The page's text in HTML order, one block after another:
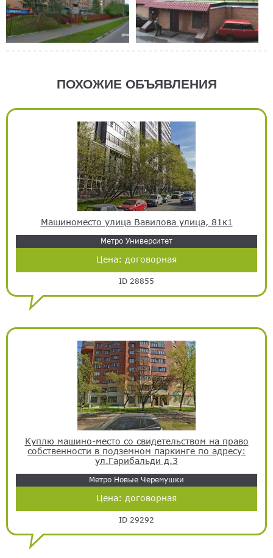
ПОХОЖИЕ ОБЪЯВЛЕНИЯ
Машиноместо улица Вавилова улица, 81к1
Метро Университет
Цена: договорная
ID 28855
Куплю машино-место со свидетельством на право
собственности в подземном паркинге по адресу:
ул.Гарибальди д.3
Метро Новые Черемушки
Цена: договорная
ID 29292